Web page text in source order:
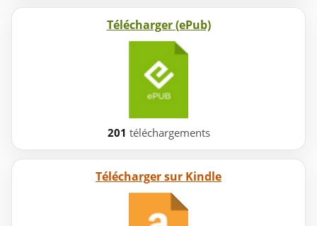
Télécharger (ePub)
201 téléchargements
Télécharger sur Kindle